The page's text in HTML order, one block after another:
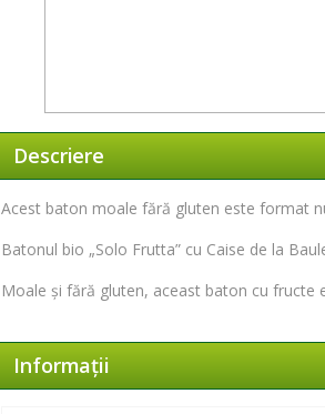
Descriere
Acest baton moale fără gluten este format
Batonul bio „Solo Frutta” cu Caise de la
Moale și fără gluten, aceast baton cu fructe
Informaţii